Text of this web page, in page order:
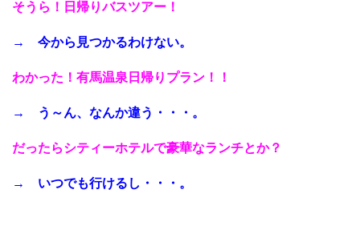
そうら！日帰りバスツアー！
→ 今から見つかるわけない。
わかった！有馬温泉日帰りプラン！！
→ う～ん、なんか違う・・・。
だったらシティーホテルで豪華なランチとか？
→ いつでも行けるし・・・。